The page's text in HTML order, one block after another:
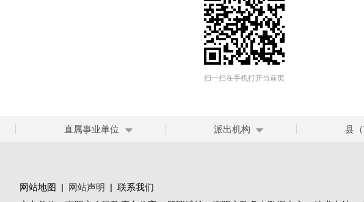
扫一扫在手机打开当前页
直属事业单位 派出机构 县
网站地图 | 网站声明 | 联系我们